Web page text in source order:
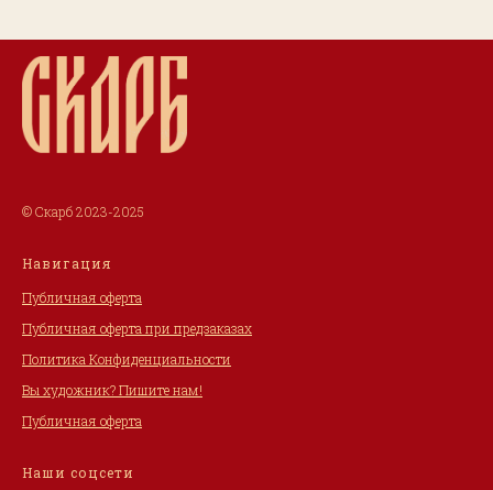
© Скарб 2023-2025
Навигация
Публичная оферта
Публичная оферта при предзаказах
Политика Конфиденциальности
Вы художник? Пишите нам!
Публичная оферта
Наши соцсети